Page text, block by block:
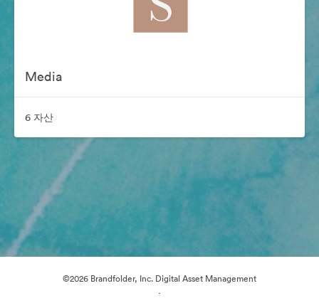
Media
6 자산
©2026 Brandfolder, Inc. Digital Asset Management
·